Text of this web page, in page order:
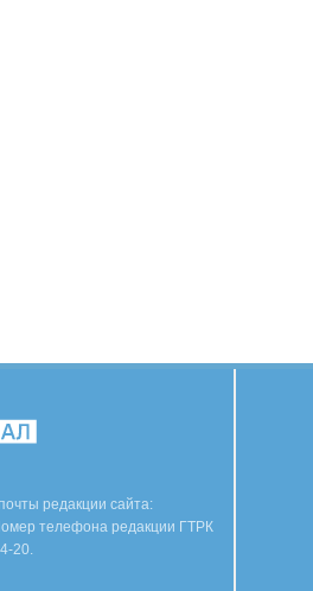
редакции сайта:
телефона редакции ГТРК
20.